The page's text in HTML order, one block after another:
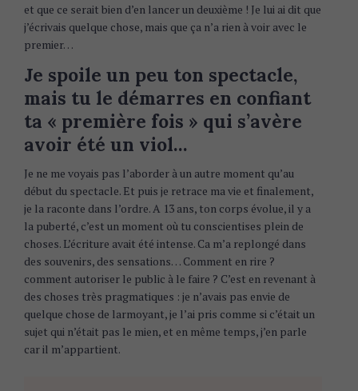
et que ce serait bien d’en lancer un deuxième ! Je lui ai dit que
j’écrivais quelque chose, mais que ça n’a rien à voir avec le
premier…
Je spoile un peu ton spectacle,
mais tu le démarres en confiant
ta « première fois » qui s’avère
avoir été un viol…
Je ne me voyais pas l’aborder à un autre moment qu’au
début du spectacle. Et puis je retrace ma vie et finalement,
je la raconte dans l’ordre. A 13 ans, ton corps évolue, il y a
la puberté, c’est un moment où tu conscientises plein de
choses. L’écriture avait été intense. Ca m’a replongé dans
des souvenirs, des sensations… Comment en rire ?
comment autoriser le public à le faire ? C’est en revenant à
des choses très pragmatiques : je n’avais pas envie de
quelque chose de larmoyant, je l’ai pris comme si c’était un
sujet qui n’était pas le mien, et en même temps, j’en parle
car il m’appartient.